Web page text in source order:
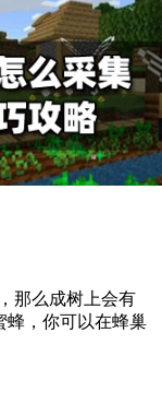
那么成树上会有
蜂，你可以在蜂巢